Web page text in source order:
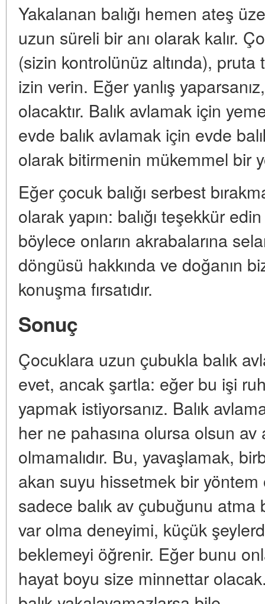
Yakalanan balığı hemen ateş
uzun süreli bir anı olarak kalır.
(sizin kontrolünüz altında), pruta
izin verin. Eğer yanlış
olacaktır. Balık avlamak için
evde balık avlamak için evde
olarak bitirmenin mükemmel bir
Eğer çocuk balığı serbest
olarak yapın: balığı teşekkür
böylece onların akrabalarına
döngüsü hakkında ve doğanın
konuşma fırsatıdır.
Sonuç
Çocuklara uzun çubukla balık
evet, ancak şartla: eğer bu işi
yapmak istiyorsanız. Balık
her ne pahasına olursa olsun
olmamalıdır. Bu, yavaşlamak,
akan suyu hissetmek bir yöntem
sadece balık av çubuğunu
var olma deneyimi, küçük
beklemeyi öğrenir. Eğer bunu
hayat boyu size minnettar